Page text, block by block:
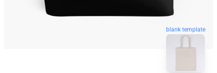
blank template